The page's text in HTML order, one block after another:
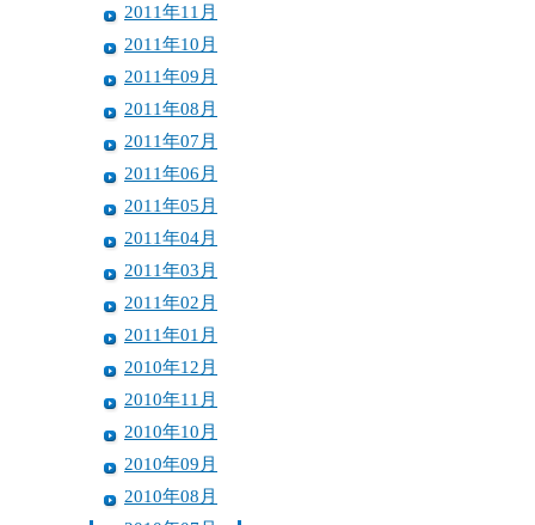
2011年11月
2011年10月
2011年09月
2011年08月
2011年07月
2011年06月
2011年05月
2011年04月
2011年03月
2011年02月
2011年01月
2010年12月
2010年11月
2010年10月
2010年09月
2010年08月